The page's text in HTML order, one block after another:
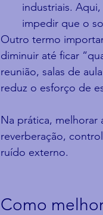
industriais.
impedir que o
Outro termo
diminuir até ficar
reunião, salas de
reduz o esforço de
Na prática, melhorar
reverberação,
ruído externo.
Como